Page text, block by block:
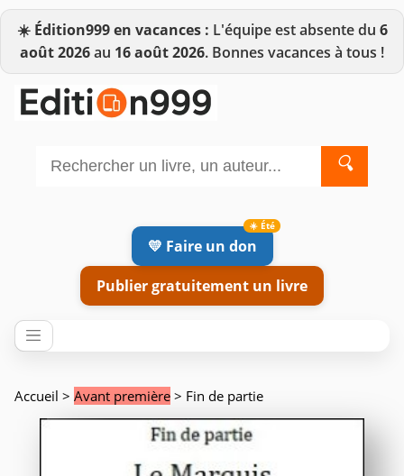
☀️ Édition999 en vacances : L'équipe est absente du 6
août 2026au 16 août 2026. Bonnes vacances à tous !
🔍
💛 Faire un don
Publier gratuitement un livre
Accueil > Avant première > Fin de partie